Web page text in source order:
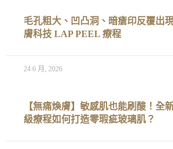
毛孔粗大、凹凸洞、暗瘡印反覆出
膚科技 LAP PEEL 療程
24 6 月, 2026
【無痛煥膚】敏感肌也能刷酸！全
級療程如何打造零瑕疵玻璃肌？